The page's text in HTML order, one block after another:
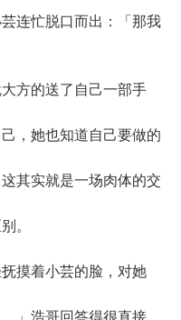
连忙脱口而出：「那我
方的送了自己一部手
，她也知道自己要做的
其实就是一场肉体的交
。
摸着小芸的脸，对她
」浩哥回答得很直接，